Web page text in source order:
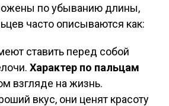
по убыванию длины,
часто описываются как:
ставить перед собой
Характер по пальцам
взгляде на жизнь.
вкус, они ценят красоту